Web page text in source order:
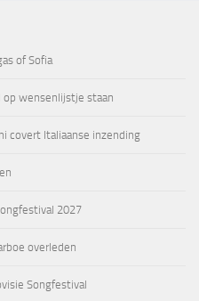
of Sofia
wensenlijstje staan
covert Italiaanse inzending
2027
overleden
Songfestival